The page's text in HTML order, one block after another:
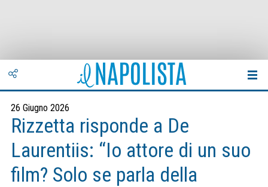
26 Giugno 2026
Rizzetta risponde a De
Laurentiis: “Io attore di un suo
film? Solo se parla della